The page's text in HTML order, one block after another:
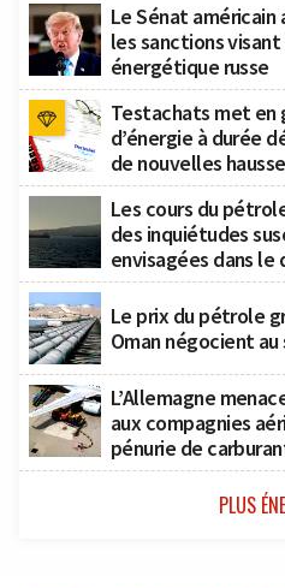
Le Sénat
les sanctions
énergétique russe
Testachats met
d’énergie à durée
de nouvelles
Les cours du
des inquiétudes
envisagées dans le
Le prix du pétrole
Oman négocient
L’Allemagne
aux compagnies
pénurie de
PLUS